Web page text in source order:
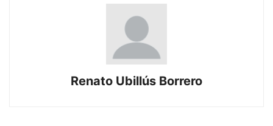
Renato Ubillús Borrero